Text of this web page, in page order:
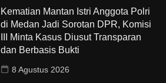
Kematian Mantan Istri Anggota Polri
di Medan Jadi Sorotan DPR, Komisi
III Minta Kasus Diusut Transparan
dan Berbasis Bukti
8 Agustus 2026